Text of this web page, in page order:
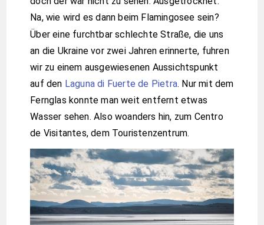
Na, wie wird es dann beim Flamingosee sein?
Über eine furchtbar schlechte Straße, die uns
an die Ukraine vor zwei Jahren erinnerte, fuhren
wir zu einem ausgewiesenen Aussichtspunkt
auf den Laguna di Fuerte de Pietra. Nur mit dem
Fernglas konnte man weit entfernt etwas
Wasser sehen. Also woanders hin, zum Centro
de Visitantes, dem Touristenzentrum.